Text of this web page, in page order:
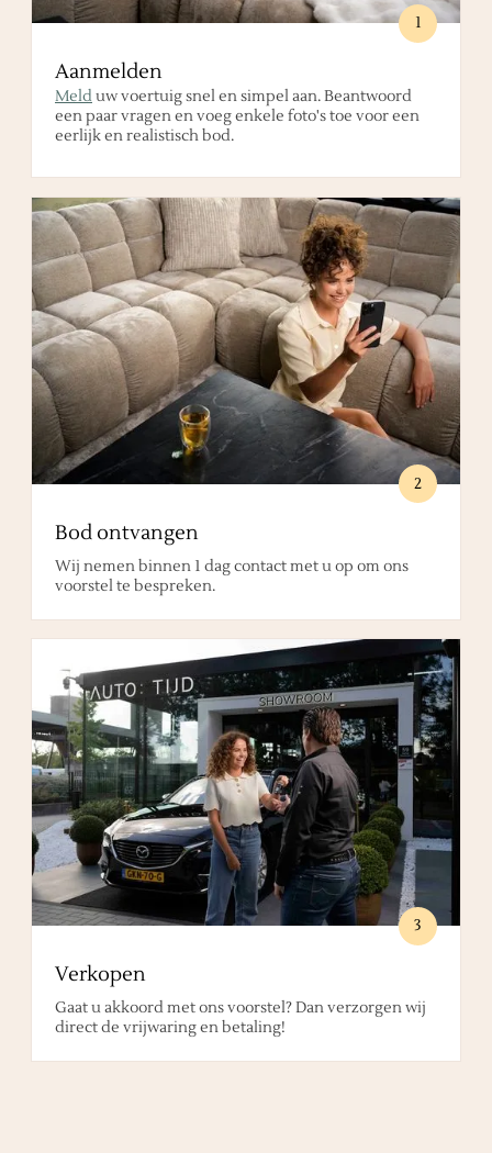
1
Aanmelden
Melduw voertuig snel en simpel aan. Beantwoord
een paar vragen en voeg enkele foto's toe voor een
eerlijk en realistisch bod.
2
Bod ontvangen
Wij nemen binnen 1 dag contact met u op om ons
voorstel te bespreken.
3
Verkopen
Gaat u akkoord met ons voorstel? Dan verzorgen wij
direct de vrijwaring en betaling!